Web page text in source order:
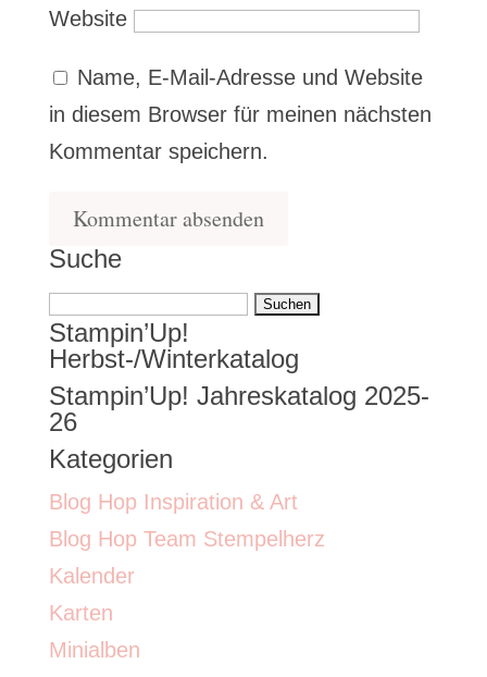
Website
Name, E-Mail-Adresse und Website
in diesem Browser für meinen nächsten
Kommentar speichern.
Suche
Suchen
nach:
Stampin’Up!
Herbst-/Winterkatalog
Stampin’Up! Jahreskatalog 2025-
26
Kategorien
Blog Hop Inspiration & Art
Blog Hop Team Stempelherz
Kalender
Karten
Minialben